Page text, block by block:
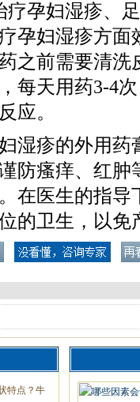
疗孕妇湿疹、
孕妇湿疹方面
之前需要清洗
每天用药3-4
应。
湿疹的外用
防瘙痒、红肿
在医生的指导
的卫生，以免
特点？牛